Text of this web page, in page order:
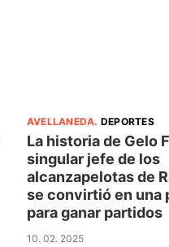
AVELLANEDA. DEPORTES
La historia de Gelo
singular jefe de los
alcanzapelotas de
se convirtió en una
para ganar partidos
10. 02. 2025